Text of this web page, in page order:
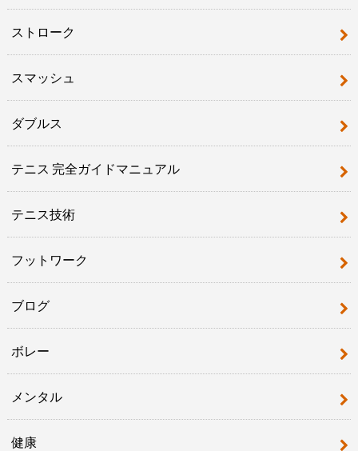
ストローク
スマッシュ
ダブルス
テニス 完全ガイドマニュアル
テニス技術
フットワーク
ブログ
ボレー
メンタル
健康